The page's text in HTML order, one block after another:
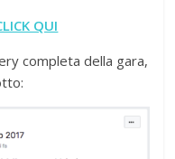
QUI
completa della gara,